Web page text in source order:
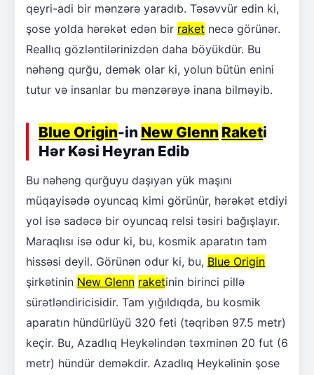
qeyri-adi bir mənzərə yaradıb. Təsəvvür edin ki,
şose yolda hərəkət edən bir raket necə görünər.
Reallıq gözləntilərinizdən daha böyükdür. Bu
nəhəng qurğu, demək olar ki, yolun bütün enini
tutur və insanlar bu mənzərəyə inana bilməyib.
Blue Origin-in New Glenn Raketi
Hər Kəsi Heyran Edib
Bu nəhəng qurğuyu daşıyan yük maşını
müqayisədə oyuncaq kimi görünür, hərəkət etdiyi
yol isə sadəcə bir oyuncaq relsi təsiri bağışlayır.
Maraqlısı isə odur ki, bu, kosmik aparatın tam
hissəsi deyil. Görünən odur ki, bu, Blue Origin
şirkətinin New Glenn raketinin birinci pillə
sürətləndiricisidir. Tam yığıldıqda, bu kosmik
aparatın hündürlüyü 320 feti (təqribən 97.5 metr)
keçir. Bu, Azadlıq Heykəlindən təxminən 20 fut (6
metr) hündür deməkdir. Azadlıq Heykəlinin şose